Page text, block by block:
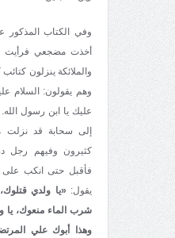
وفي الكتاب المذكور
أخذت مضجعي فرأيت
والملائكة ينزلون
وهم يقولون: السلام
عليك يا ابن رسول
إلى سحابة قد نزلت
كثيرون وفيهم رجل
فأقبل حتى انكب على
يقول: «يا ولدي
شرب الماء منعوك، يا
وهذا أبوك علي